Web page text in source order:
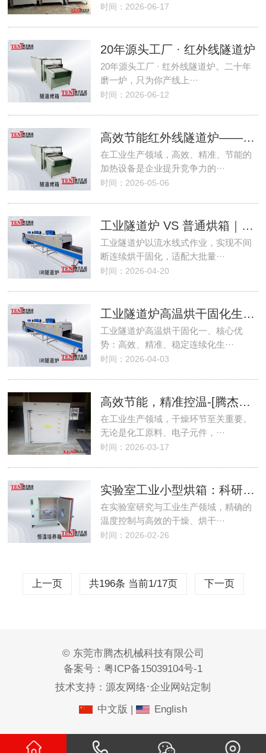
时间：2026-06-17
20年源头工厂 · 红外线隧道炉
20年源头工厂 · 红外线隧道炉。二十年
磨一炉，只为你产线上···
时间：2026-06-12
高效节能红外线隧道炉——腾杰机械：工业加热的革新之选
在工业生产领域，高效、精准、节能的
加热设备是企业提升竞争力的···
时间：2026-05-06
工业隧道炉 VS 普通烘箱｜连续生产核心优势
工业隧道炉以流水线式作业，实现不间
断连续烘干固化，适配大批量···
时间：2026-04-20
工业隧道炉高温烘干固化生产线
工业隧道炉高温烘干固化一、核心优
势：高效、精准、稳定连续化生···
时间：2026-04-03
高效节能，精准控温-[腾杰机械]工业烘箱干燥箱
在工业生产领域，干燥环节至关重要。
无论是化工原料、电子元件，···
时间：2026-03-17
实验室工业小型烘箱：科研与生产的得力助手
在实验室研究与工业生产领域，精确的
温度控制与高效的干燥、烘干···
时间：2026-02-26
上一页 共196条 当前1/17页 下一页
© 东莞市腾杰机械科技有限公司
备案号： 粤ICP备15039104号-1
技术支持： 源友网络·企业网站定制
中文版 | English